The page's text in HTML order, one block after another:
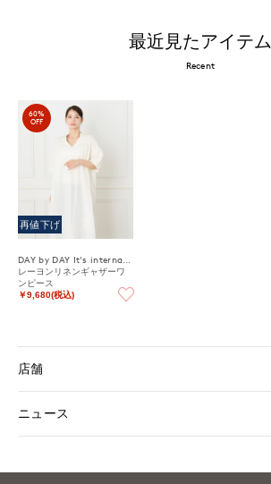
最近見たアイテム
Recent
60%
OFF
再値下げ
レーヨンリネンギャザーワ
ンピース
￥9,680(税込)
店舗
ニュース